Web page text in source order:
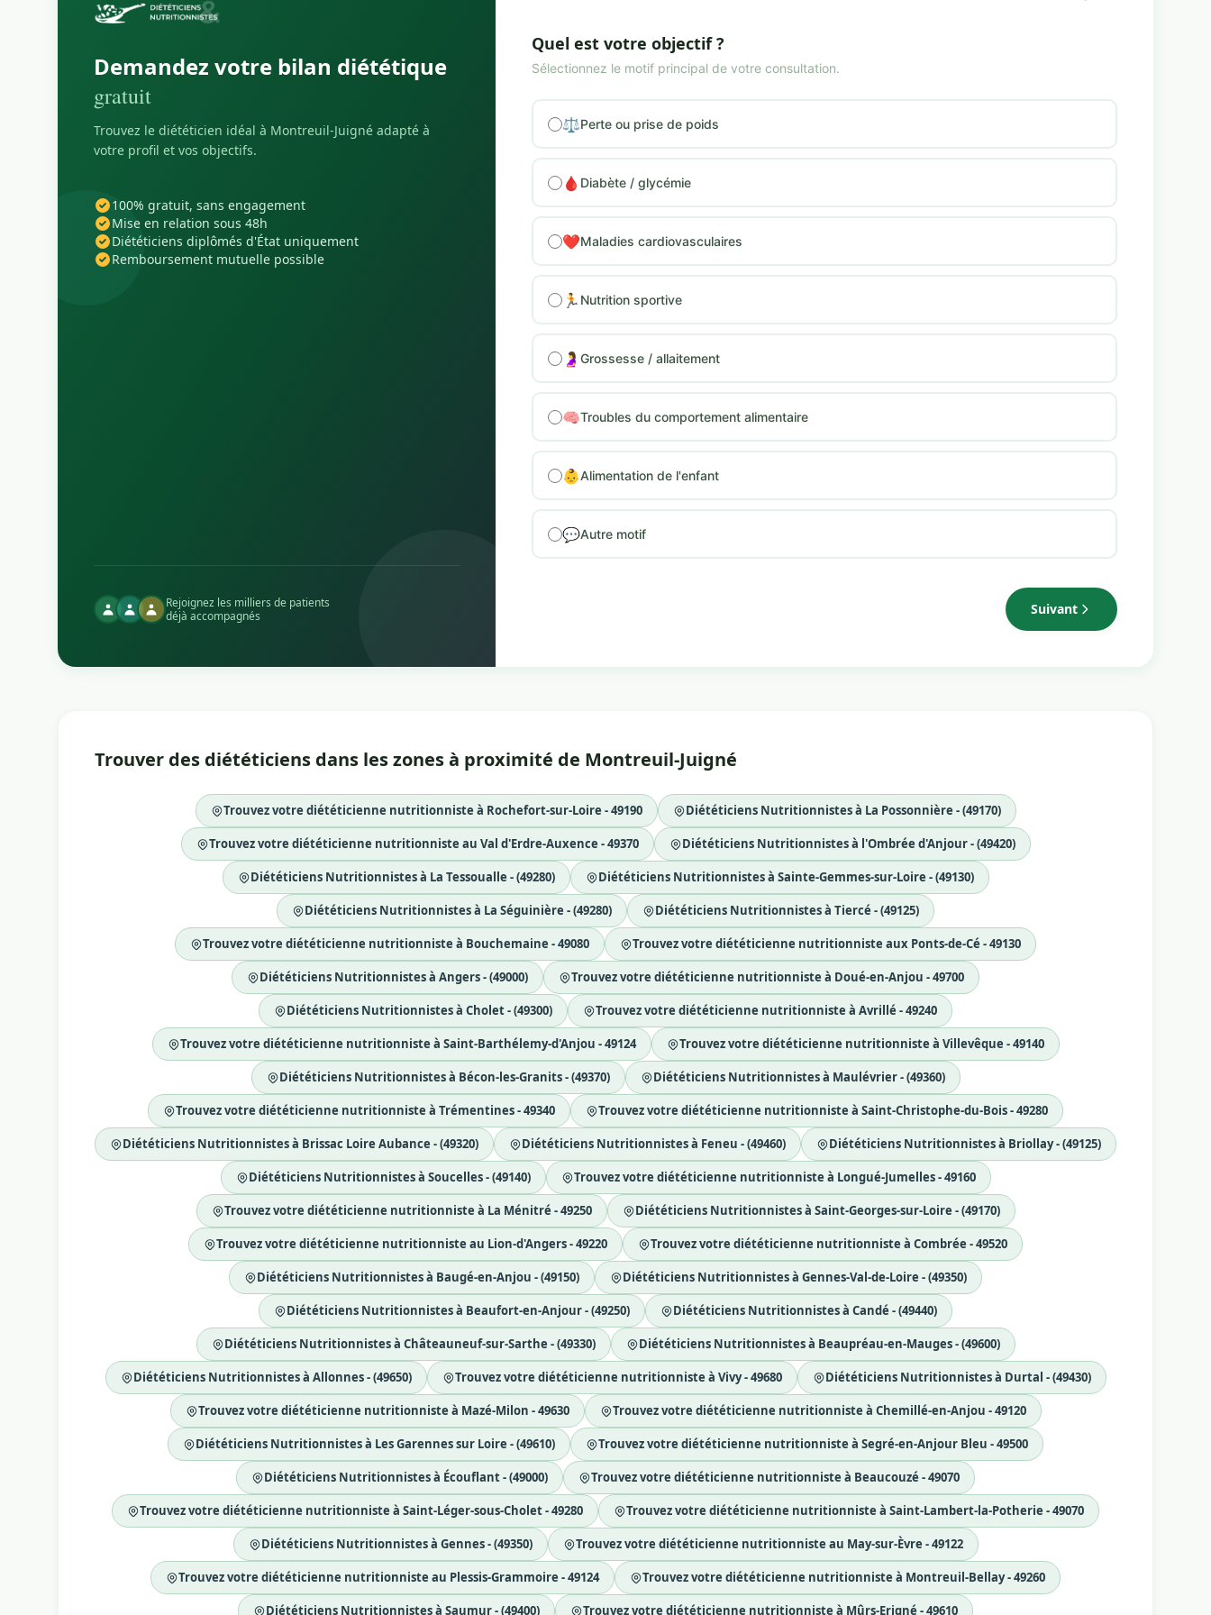
Demandez votre bilan diététique
gratuit
Trouvez le diététicien idéal à Montreuil-Juigné adapté à
votre profil et vos objectifs.
100% gratuit, sans engagement
Mise en relation sous 48h
Diététiciens diplômés d'État uniquement
Remboursement mutuelle possible
Rejoignez les milliers de patients
déjà accompagnés
Quel est votre objectif ?
Sélectionnez le motif principal de votre consultation.
⚖️Perte ou prise de poids
🩸 Diabète / glycémie
❤️Maladies cardiovasculaires
🏃 Nutrition sportive
🤰 Grossesse / allaitement
🧠Troubles du comportement alimentaire
👶Alimentation de l'enfant
💬Autre motif
Suivant
Trouver des diététiciens dans les zones à proximité de Montreuil-Juigné
Trouvez votre diététicienne nutritionniste à Rochefort-sur-Loire - 49190 Diététiciens Nutritionnistes à La Possonnière - (49170)
Trouvez votre diététicienne nutritionniste au Val d'Erdre-Auxence - 49370 Diététiciens Nutritionnistes à l'Ombrée d'Anjour - (49420)
Diététiciens Nutritionnistes à La Tessoualle - (49280) Diététiciens Nutritionnistes à Sainte-Gemmes-sur-Loire - (49130)
Diététiciens Nutritionnistes à La Séguinière - (49280) Diététiciens Nutritionnistes à Tiercé - (49125)
Trouvez votre diététicienne nutritionniste à Bouchemaine - 49080 Trouvez votre diététicienne nutritionniste aux Ponts-de-Cé - 49130
Diététiciens Nutritionnistes à Angers - (49000) Trouvez votre diététicienne nutritionniste à Doué-en-Anjou - 49700
Diététiciens Nutritionnistes à Cholet - (49300) Trouvez votre diététicienne nutritionniste à Avrillé - 49240
Trouvez votre diététicienne nutritionniste à Saint-Barthélemy-d'Anjou - 49124 Trouvez votre diététicienne nutritionniste à Villevêque - 49140
Diététiciens Nutritionnistes à Bécon-les-Granits - (49370) Diététiciens Nutritionnistes à Maulévrier - (49360)
Trouvez votre diététicienne nutritionniste à Trémentines - 49340 Trouvez votre diététicienne nutritionniste à Saint-Christophe-du-Bois - 49280
Diététiciens Nutritionnistes à Brissac Loire Aubance - (49320) Diététiciens Nutritionnistes à Feneu - (49460) Diététiciens Nutritionnistes à Briollay - (49125)
Diététiciens Nutritionnistes à Soucelles - (49140) Trouvez votre diététicienne nutritionniste à Longué-Jumelles - 49160
Trouvez votre diététicienne nutritionniste à La Ménitré - 49250 Diététiciens Nutritionnistes à Saint-Georges-sur-Loire - (49170)
Trouvez votre diététicienne nutritionniste au Lion-d'Angers - 49220 Trouvez votre diététicienne nutritionniste à Combrée - 49520
Diététiciens Nutritionnistes à Baugé-en-Anjou - (49150) Diététiciens Nutritionnistes à Gennes-Val-de-Loire - (49350)
Diététiciens Nutritionnistes à Beaufort-en-Anjour - (49250) Diététiciens Nutritionnistes à Candé - (49440)
Diététiciens Nutritionnistes à Châteauneuf-sur-Sarthe - (49330) Diététiciens Nutritionnistes à Beaupréau-en-Mauges - (49600)
Diététiciens Nutritionnistes à Allonnes - (49650) Trouvez votre diététicienne nutritionniste à Vivy - 49680 Diététiciens Nutritionnistes à Durtal - (49430)
Trouvez votre diététicienne nutritionniste à Mazé-Milon - 49630 Trouvez votre diététicienne nutritionniste à Chemillé-en-Anjou - 49120
Diététiciens Nutritionnistes à Les Garennes sur Loire - (49610) Trouvez votre diététicienne nutritionniste à Segré-en-Anjour Bleu - 49500
Diététiciens Nutritionnistes à Écouflant - (49000) Trouvez votre diététicienne nutritionniste à Beaucouzé - 49070
Trouvez votre diététicienne nutritionniste à Saint-Léger-sous-Cholet - 49280 Trouvez votre diététicienne nutritionniste à Saint-Lambert-la-Potherie - 49070
Diététiciens Nutritionnistes à Gennes - (49350) Trouvez votre diététicienne nutritionniste au May-sur-Èvre - 49122
Trouvez votre diététicienne nutritionniste au Plessis-Grammoire - 49124 Trouvez votre diététicienne nutritionniste à Montreuil-Bellay - 49260
Diététiciens Nutritionnistes à Saumur - (49400) Trouvez votre diététicienne nutritionniste à Mûrs-Erigné - 49610